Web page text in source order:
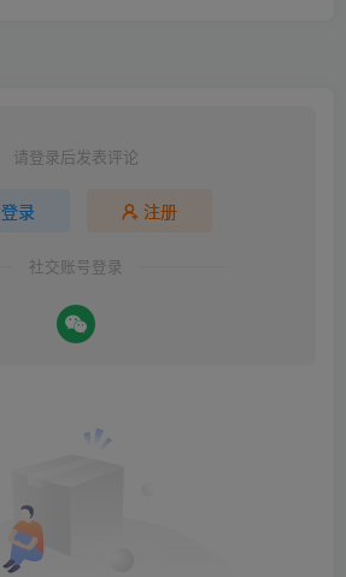
请登录后发表评论
登录 注册
社交账号登录